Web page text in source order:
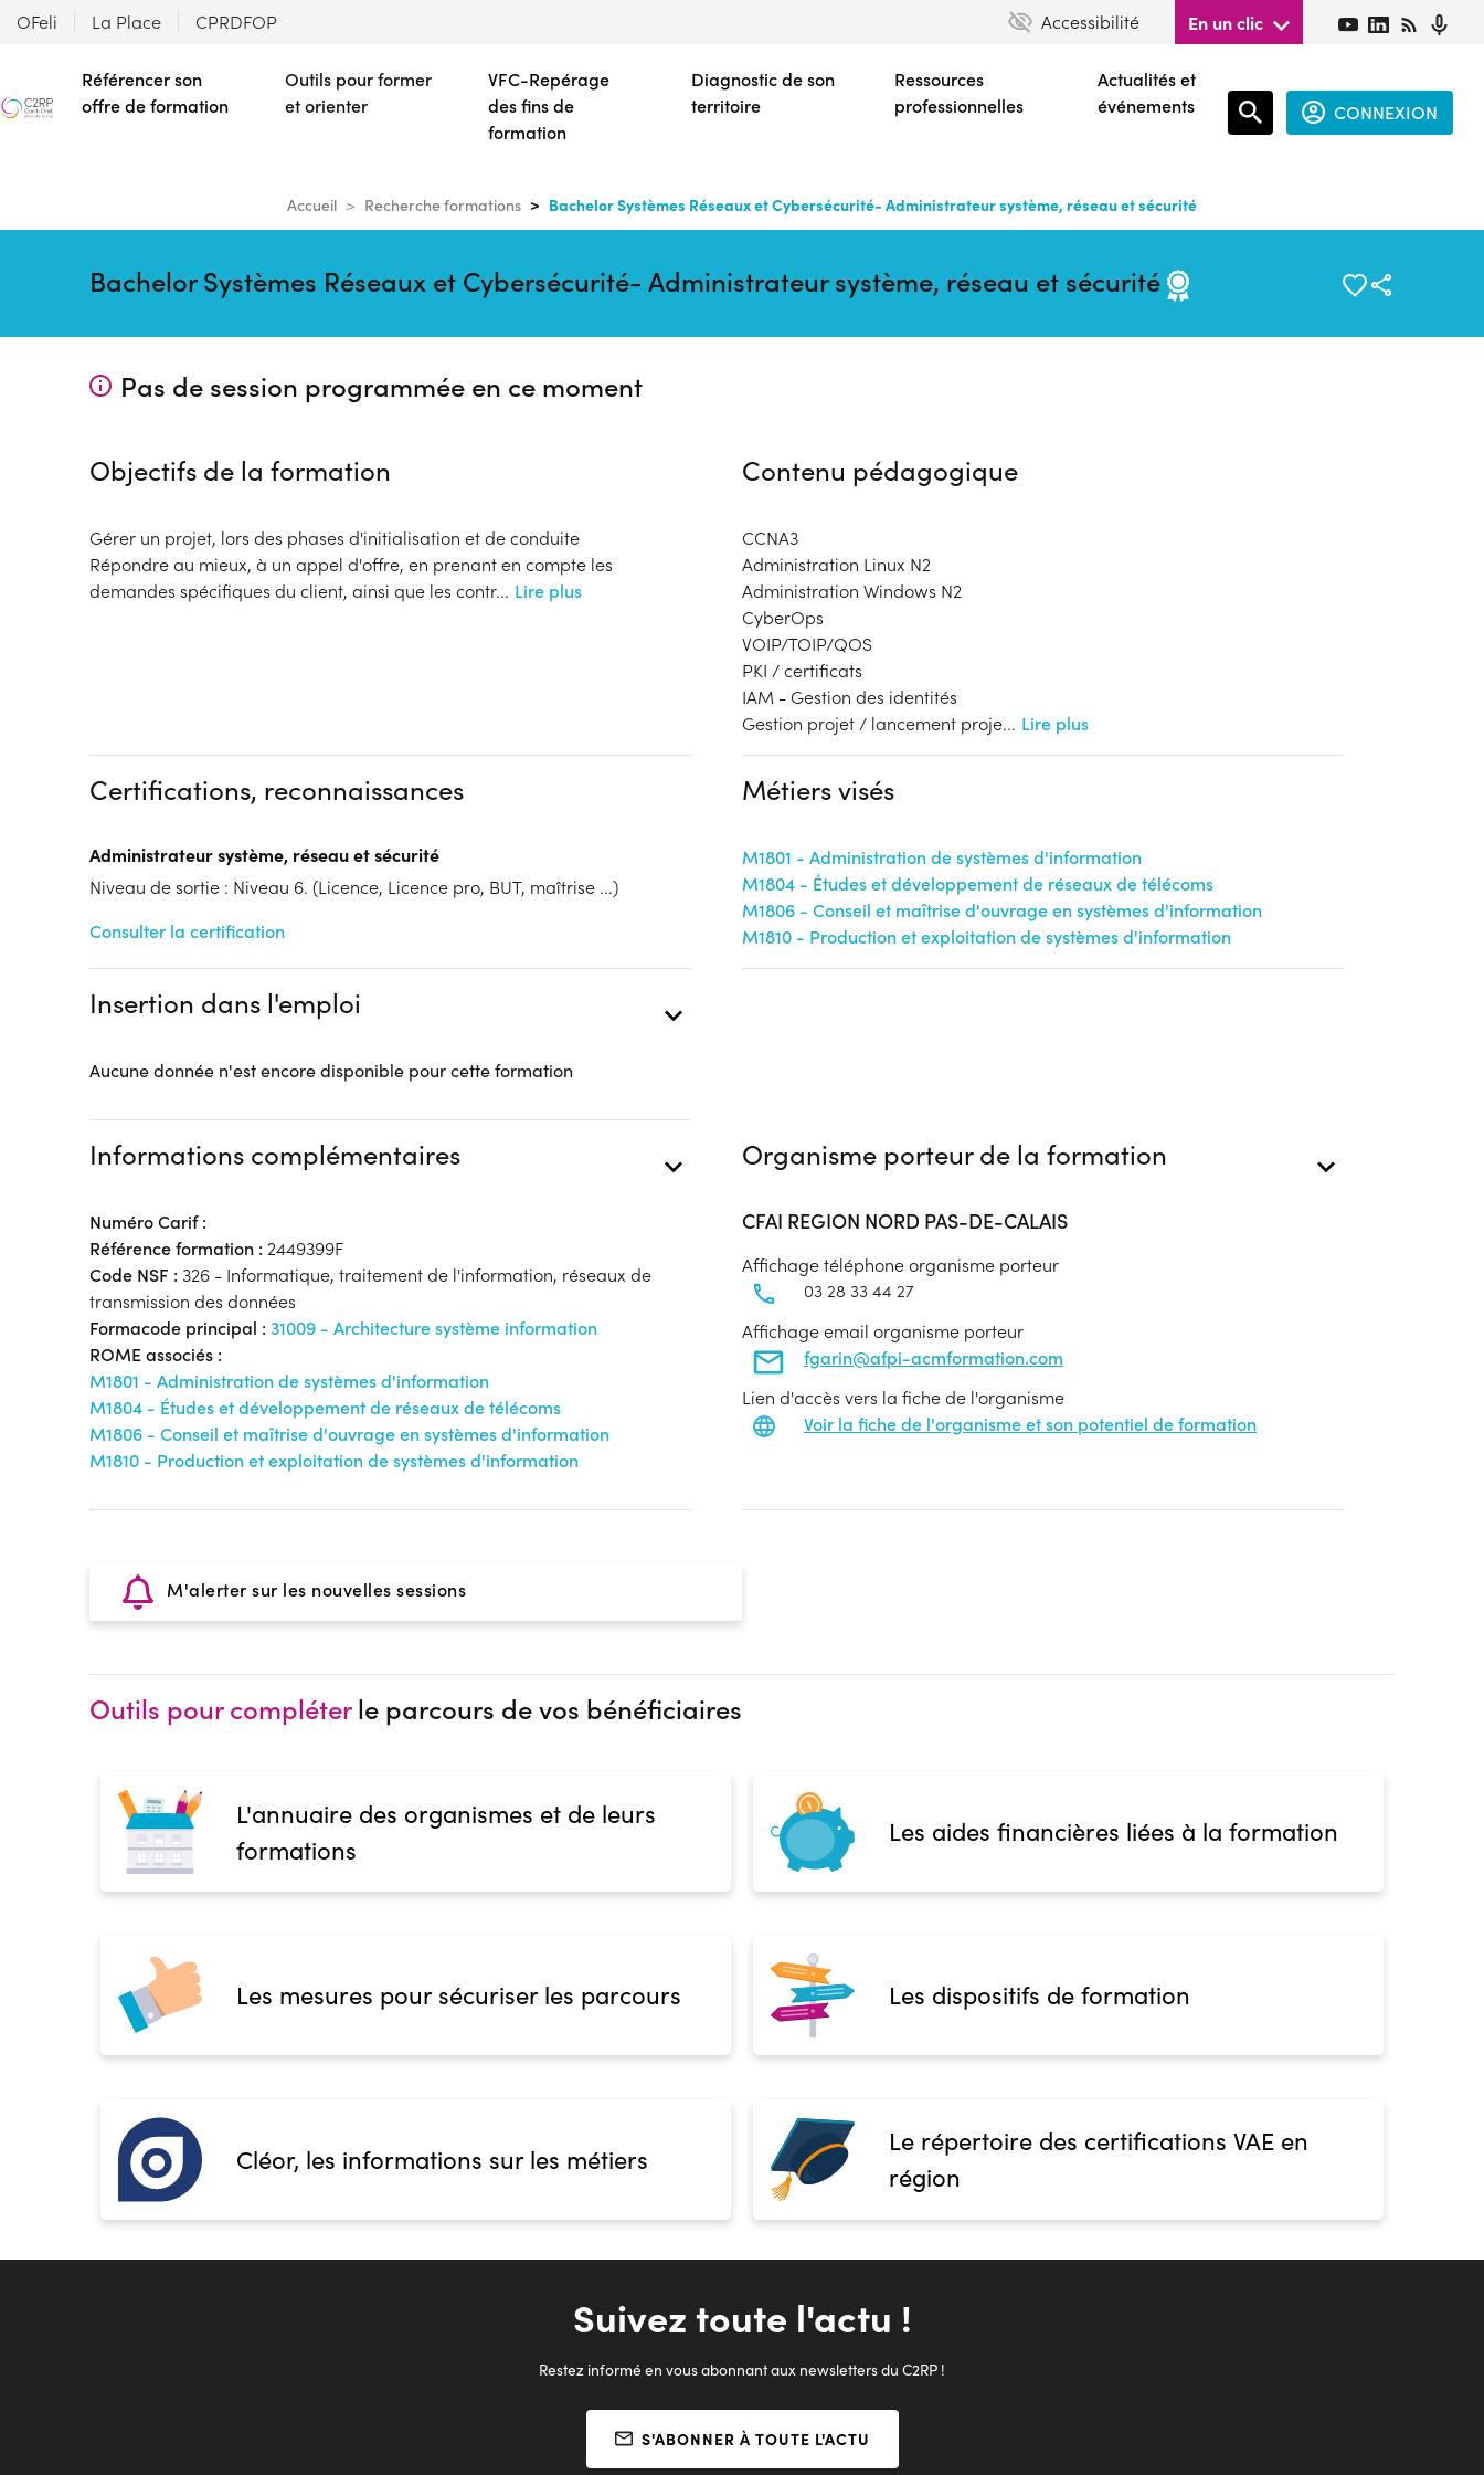
contenu
principal
OFeli La Place CPRDFOP Accessibilité En un clic
Référencer son
offre de formation
Outils pour former
et orienter
VFC-Repérage
des fins de
formation
Diagnostic de son
territoire
Ressources
professionnelles
Actualités et
événements
CONNEXION
Accueil Recherche formations Bachelor Systèmes Réseaux et Cybersécurité- Administrateur système, réseau et sécurité
Bachelor Systèmes Réseaux et Cybersécurité- Administrateur système, réseau et sécurité
Pas de session programmée en ce moment
Objectifs de la formation
Gérer un projet, lors des phases d'initialisation et de conduite
Répondre au mieux, à un appel d'offre, en prenant en compte les
demandes spécifiques du client, ainsi que les contr... Lire plus
Contenu pédagogique
CCNA3
Administration Linux N2
Administration Windows N2
CyberOps
VOIP/TOIP/QOS
PKI / certificats
IAM - Gestion des identités
Gestion projet / lancement proje... Lire plus
Certifications, reconnaissances
Administrateur système, réseau et sécurité
Niveau de sortie : Niveau 6. (Licence, Licence pro, BUT, maîtrise ...)
Consulter la certification
Métiers visés
M1801 - Administration de systèmes d'information
M1804 - Études et développement de réseaux de télécoms
M1806 - Conseil et maîtrise d'ouvrage en systèmes d'information
M1810 - Production et exploitation de systèmes d'information
Insertion dans l'emploi
Aucune donnée n'est encore disponible pour cette formation
Informations complémentaires
Numéro Carif :
Référence formation : 2449399F
Code NSF : 326 - Informatique, traitement de l'information, réseaux de
transmission des données
Formacode principal : 31009 - Architecture système information
ROME associés :
M1801 - Administration de systèmes d'information
M1804 - Études et développement de réseaux de télécoms
M1806 - Conseil et maîtrise d'ouvrage en systèmes d'information
M1810 - Production et exploitation de systèmes d'information
Organisme porteur de la formation
CFAI REGION NORD PAS-DE-CALAIS
Affichage téléphone organisme porteur
03 28 33 44 27
Affichage email organisme porteur
fgarin@afpi-acmformation.com
Lien d'accès vers la fiche de l'organisme
Voir la fiche de l'organisme et son potentiel de formation
M'alerter sur les nouvelles sessions
Outils pour compléterle parcours de vos bénéficiaires
L'annuaire des organismes et de leurs
formations
Les aides financières liées à la formation
Les mesures pour sécuriser les parcours Les dispositifs de formation
Cléor, les informations sur les métiers
Le répertoire des certifications VAE en
région
Suivez toute l'actu !
Restez informé en vous abonnant aux newsletters du C2RP !
S'ABONNER À TOUTE L'ACTU